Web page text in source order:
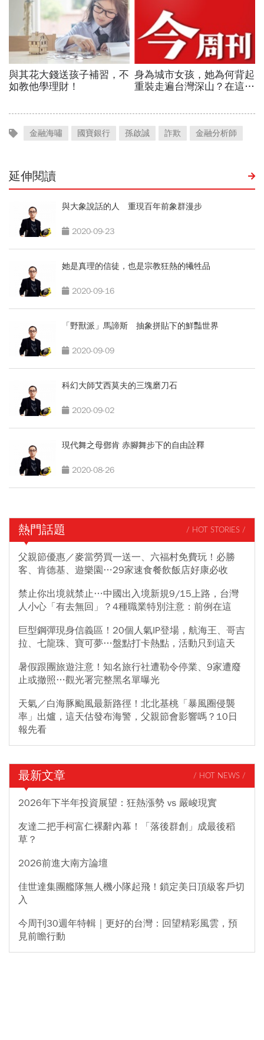
金融海嘯 國寶銀行 孫啟誠 詐欺 金融分析師
延伸閱讀
與大象說話的人 重現百年前象群漫步
2020-09-23
她是真理的信徒，也是宗教狂熱的犧牲品
2020-09-16
「野獸派」馬諦斯 抽象拼貼下的鮮豔世界
2020-09-09
科幻大師艾西莫夫的三塊磨刀石
2020-09-02
現代舞之母鄧肯 赤腳舞步下的自由詮釋
2020-08-26
熱門話題 / HOT STORIES /
父親節優惠／麥當勞買一送一、六福村免費玩！必勝
客、肯德基、遊樂園…29家速食餐飲飯店好康必收
禁止你出境就禁止…中國出入境新規9/15上路，台灣
人小心「有去無回」？4種職業特別注意：前例在這
巨型鋼彈現身信義區！20個人氣IP登場，航海王、哥吉
拉、七龍珠、寶可夢…盤點打卡熱點，活動只到這天
暑假跟團旅遊注意！知名旅行社遭勒令停業、9家遭廢
止或撤照…觀光署完整黑名單曝光
天氣／白海豚颱風最新路徑！北北基桃「暴風圈侵襲
率」出爐，這天估發布海警，父親節會影響嗎？10日
報先看
最新文章 / HOT NEWS /
2026年下半年投資展望：狂熱漲勢 vs 嚴峻現實
友達二把手柯富仁裸辭內幕！「落後群創」成最後稻
草？
2026前進大南方論壇
佳世達集團艦隊無人機小隊起飛！鎖定美日頂級客戶切
入
今周刊30週年特輯｜更好的台灣：回望精彩風雲，預
見前瞻行動